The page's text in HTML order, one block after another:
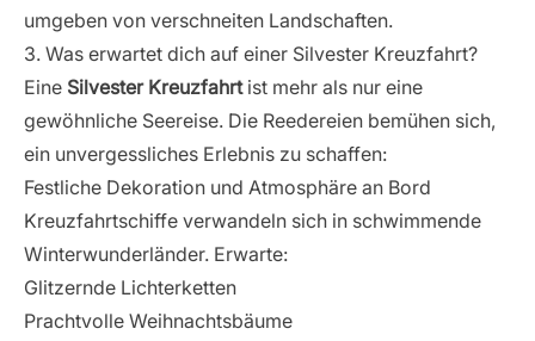
umgeben von verschneiten Landschaften.
3. Was erwartet dich auf einer Silvester Kreuzfahrt?
Eine Silvester Kreuzfahrtist mehr als nur eine
gewöhnliche Seereise. Die Reedereien bemühen sich,
ein unvergessliches Erlebnis zu schaffen:
Festliche Dekoration und Atmosphäre an Bord
Kreuzfahrtschiffe verwandeln sich in schwimmende
Winterwunderländer. Erwarte:
Glitzernde Lichterketten
Prachtvolle Weihnachtsbäume